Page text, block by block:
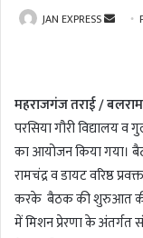
JAN EXPRESS
a
n
e
m
a
i
महराजगंज तराई /
परसिया गौरी विद्यालय
का आयोजन किया गया।
रामचंद्र व डायट वरिष्ठ
करके बैठक की शुरुआत
में मिशन प्रेरणा के